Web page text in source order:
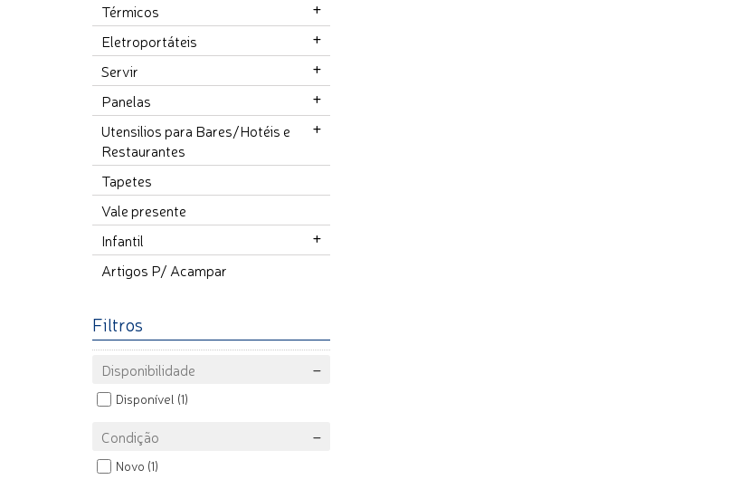
Térmicos
Eletroportáteis
Servir
Panelas
Utensilios para Bares/Hotéis e
Restaurantes
Tapetes
Vale presente
Infantil
Artigos P/ Acampar
Filtros
Disponibilidade
Disponível (1)
Condição
Novo (1)